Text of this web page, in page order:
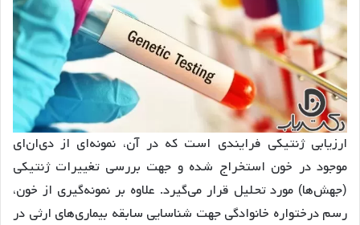
ارزیابی ژنتیکی فرایندی است که در آن، نمونه‌ای از دی‌ان‌ای
موجود در خون استخراج شده و جهت بررسی تغییرات ژنتیکی
(جهش‌ها) مورد تحلیل قرار می‌گیرد. علاوه بر نمونه‌گیری از خون،
رسم درختواره خانوادگی جهت شناسایی سابقه بیماری‌های ارثی در